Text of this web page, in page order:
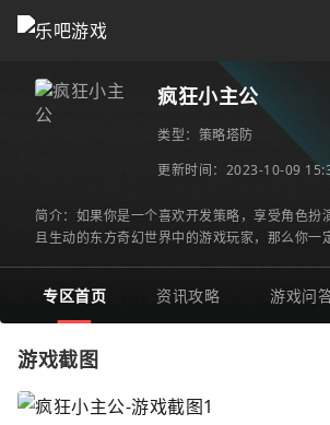
疯狂小主公
类型： 策略塔防
更新时间：2023-10-09
简介：如果你是一个喜欢开发策略，享受角色扮
且生动的东方奇幻世界中的游戏玩家，那么你一
专区首页 资讯攻略 游戏问
游戏截图